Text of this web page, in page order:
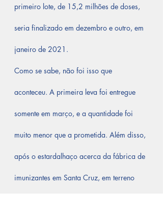
primeiro lote, de 15,2 milhões de doses,
seria finalizado em dezembro e outro, em
janeiro de 2021.
Como se sabe, não foi isso que
aconteceu. A primeira leva foi entregue
somente em março, e a quantidade foi
muito menor que a prometida. Além disso,
após o estardalhaço acerca da fábrica de
imunizantes em Santa Cruz, em terreno